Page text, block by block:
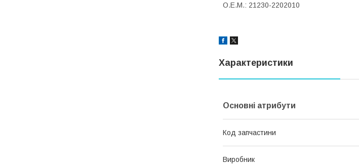
О.Е.М.: 21230-2202010
Характеристики
Основні атрибути
Код запчастини
Виробник